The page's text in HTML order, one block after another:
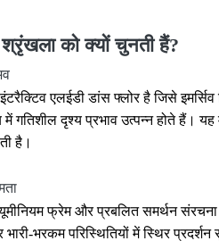
को क्यों चुनती हैं?
एलईडी डांस फ्लोर है जिसे
गतिशील दृश्य प्रभाव उत्पन्न होते हैं। यह
है।
फ्रेम और प्रबलित समर्थन संरचना
भरकम परिस्थितियों में स्थिर प्रदर्शन